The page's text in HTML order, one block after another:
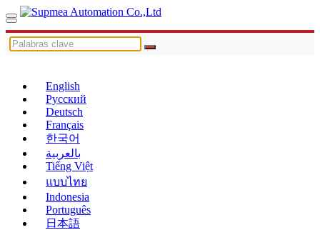
English
Русский
Deutsch
Français
한국어
بالعربية
Tiếng Việt
แบบไทย
Indonesia
Português
日本語